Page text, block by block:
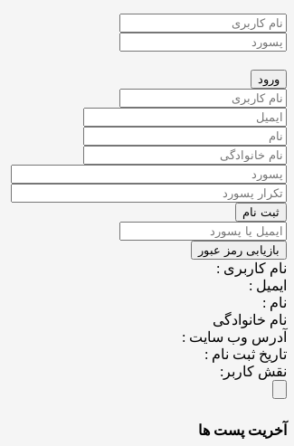
نام کاربری :
ایمیل :
نام :
نام خانوادگی
آدرس وب سایت :
تاریخ ثبت نام :
نقش کاربر:
آخریت پست ها